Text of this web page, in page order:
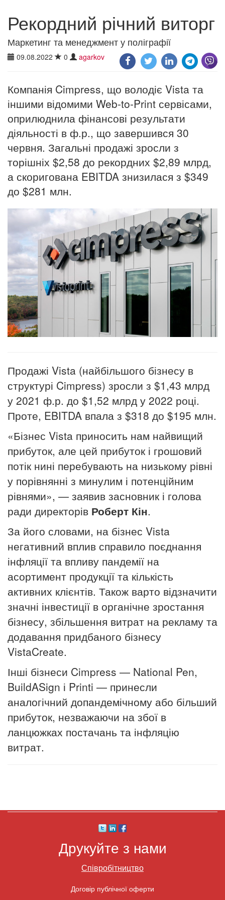
Рекордний річний виторг
Маркетинг та менеджмент у поліграфії
09.08.2022 0 agarkov
Компанія Cimpress, що володіє Vista та
іншими відомими Web-to-Print сервісами,
оприлюднила фінансові результати
діяльності в ф.р., що завершився 30
червня. Загальні продажі зросли з
торішніх $2,58 до рекордних $2,89 млрд,
а скоригована EBITDA знизилася з $349
до $281 млн.
Продажі Vista (найбільшого бізнесу в
структурі Cimpress) зросли з $1,43 млрд
у 2021 ф.р. до $1,52 млрд у 2022 році.
Проте, EBITDA впала з $318 до $195 млн.
«Бізнес Vista приносить нам найвищий
прибуток, але цей прибуток і грошовий
потік нині перебувають на низькому рівні
у порівнянні з минулим і потенційним
рівнями», — заявив засновник і голова
ради директорів Роберт Кін.
За його словами, на бізнес Vista
негативний вплив справило поєднання
інфляції та впливу пандемії на
асортимент продукції та кількість
активних клієнтів. Також варто відзначити
значні інвестиції в органічне зростання
бізнесу, збільшення витрат на рекламу та
додавання придбаного бізнесу
VistaCreate.
Інші бізнеси Cimpress — National Pen,
BuildASign і Printi — принесли
аналогічний допандемічному або більший
прибуток, незважаючи на збої в
ланцюжках постачань та інфляцію
витрат.
Друкуйте з нами
Співробітництво
Договір публічної оферти